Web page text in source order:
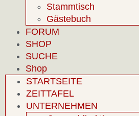
Stammtisch
Gästebuch
FORUM
SHOP
SUCHE
Shop
STARTSEITE
ZEITTAFEL
UNTERNEHMEN